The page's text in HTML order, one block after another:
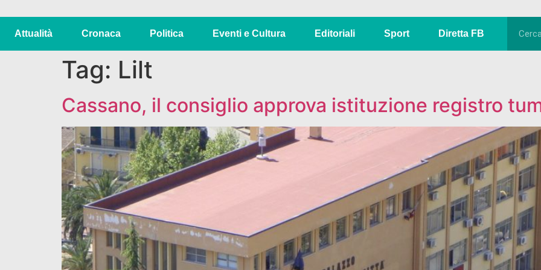
Attualità Cronaca Politica Eventi e Cultura Editoriali Sport Diretta FB
Tag: Lilt
Cassano, il consiglio approva istituzione registro